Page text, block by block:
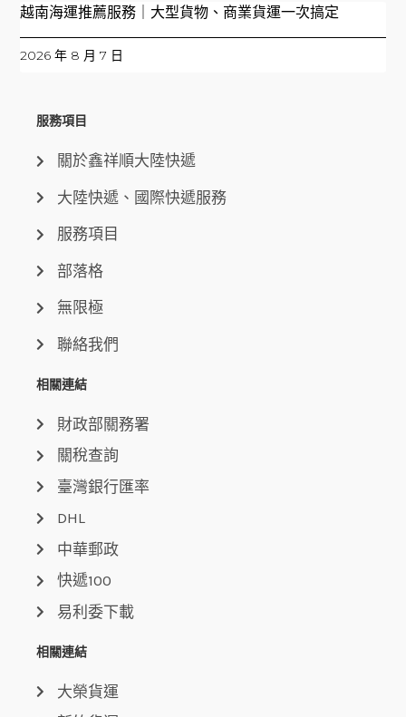
越南海運推薦服務｜大型貨物、商業貨運一次搞定
2026 年 8 月 7 日
服務項目
關於鑫祥順大陸快遞
大陸快遞、國際快遞服務
服務項目
部落格
無限極
聯絡我們
相關連結
財政部關務署
關稅查詢
臺灣銀行匯率
DHL
中華郵政
快遞100
易利委下載
相關連結
大榮貨運